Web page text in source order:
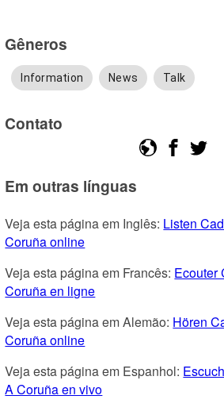
Gêneros
Information News Talk
Contato
Em outras línguas
Veja esta página em Inglês: Listen
Coruña online
Veja esta página em Francês: Ecouter
Coruña en ligne
Veja esta página em Alemão: Hören
Coruña online
Veja esta página em Espanhol:
A Coruña en vivo